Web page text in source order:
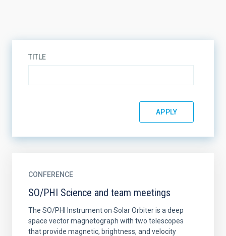
TITLE
CONFERENCE
SO/PHI Science and team meetings
The SO/PHI Instrument on Solar Orbiter is a deep
space vector magnetograph with two telescopes
that provide magnetic, brightness, and velocity